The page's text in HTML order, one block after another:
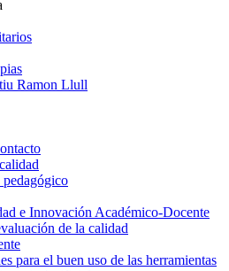
Ramon Llull
e Innovación Académico-Docente
de la calidad
para el buen uso de las herramientas